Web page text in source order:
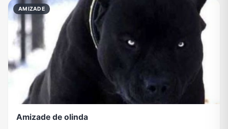
AMIZADE
Amizade de olinda